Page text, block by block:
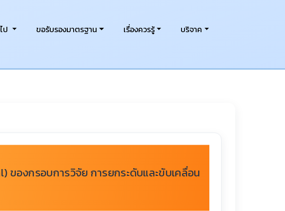
ป ขอรับรองมาตรฐาน เรื่องควรรู้ บริจาค
องกรอบการวิจัย การยกระดับและขับเคลื่อน